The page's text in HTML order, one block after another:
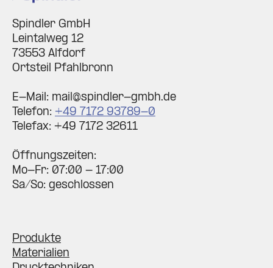
Spindler GmbH
Leintalweg 12
73553 Alfdorf
Ortsteil Pfahlbronn
E-Mail: mail@spindler-gmbh.de
Telefon: +49 7172 93789-0
Telefax: +49 7172 32611
Öffnungszeiten:
Mo-Fr: 07:00 - 17:00
Sa/So: geschlossen
Produkte
Materialien